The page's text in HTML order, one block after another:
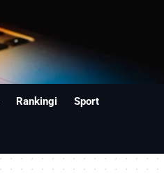
Rankingi Sport